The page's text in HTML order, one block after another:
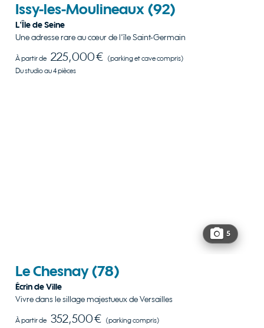
Issy-les-Moulineaux (92)
L'Île de Seine
Une adresse rare au cœur de l’île Saint-Germain
À partir de 225,000 € (parking et cave compris)
Du studio au 4 pièces
5
Le Chesnay(78)
Écrin de Ville
Vivre dans le sillage majestueux de Versailles
À partir de 352,500 € (parking compris)